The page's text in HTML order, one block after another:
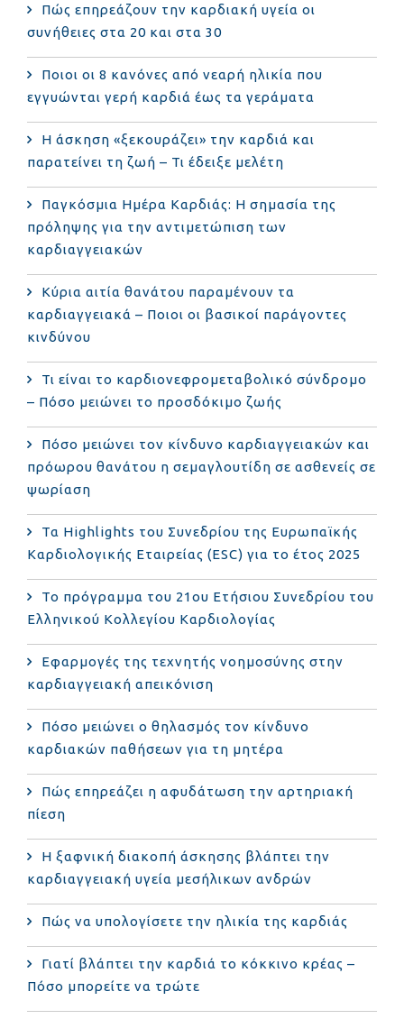
Πώς επηρεάζουν την καρδιακή υγεία οι
συνήθειες στα 20 και στα 30
Ποιοι οι 8 κανόνες από νεαρή ηλικία που
εγγυώνται γερή καρδιά έως τα γεράματα
Η άσκηση «ξεκουράζει» την καρδιά και
παρατείνει τη ζωή – Τι έδειξε μελέτη
Παγκόσμια Ημέρα Καρδιάς: Η σημασία της
πρόληψης για την αντιμετώπιση των
καρδιαγγειακών
Κύρια αιτία θανάτου παραμένουν τα
καρδιαγγειακά – Ποιοι οι βασικοί παράγοντες
κινδύνου
Τι είναι το καρδιονεφρομεταβολικό σύνδρομο
– Πόσο μειώνει το προσδόκιμο ζωής
Πόσο μειώνει τον κίνδυνο καρδιαγγειακών και
πρόωρου θανάτου η σεμαγλουτίδη σε ασθενείς σε
ψωρίαση
Τα Highlights του Συνεδρίου της Ευρωπαϊκής
Καρδιολογικής Εταιρείας (ESC) για το έτος 2025
Το πρόγραμμα του 21ου Ετήσιου Συνεδρίου του
Ελληνικού Κολλεγίου Καρδιολογίας
Εφαρμογές της τεχνητής νοημοσύνης στην
καρδιαγγειακή απεικόνιση
Πόσο μειώνει ο θηλασμός τον κίνδυνο
καρδιακών παθήσεων για τη μητέρα
Πώς επηρεάζει η αφυδάτωση την αρτηριακή
πίεση
Η ξαφνική διακοπή άσκησης βλάπτει την
καρδιαγγειακή υγεία μεσήλικων ανδρών
Πώς να υπολογίσετε την ηλικία της καρδιάς
Γιατί βλάπτει την καρδιά το κόκκινο κρέας –
Πόσο μπορείτε να τρώτε